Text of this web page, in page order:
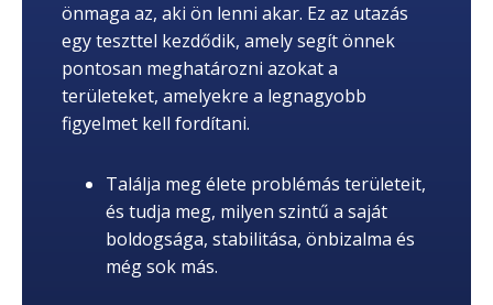
önmaga az, aki ön lenni akar. Ez az utazás
egy teszttel kezdődik, amely segít önnek
pontosan meghatározni azokat a
területeket, amelyekre a legnagyobb
figyelmet kell fordítani.
Találja meg élete problémás területeit,
és tudja meg, milyen szintű a saját
boldogsága, stabilitása, önbizalma és
még sok más.